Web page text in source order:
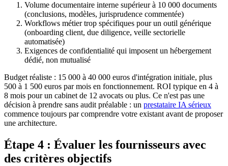
Volume documentaire interne supérieur à 10 000 documents
(conclusions, modèles, jurisprudence commentée)
Workflows métier trop spécifiques pour un outil générique
(onboarding client, due diligence, veille sectorielle
automatisée)
Exigences de confidentialité qui imposent un hébergement
dédié, non mutualisé
Budget réaliste : 15 000 à 40 000 euros d'intégration initiale, plus
500 à 1 500 euros par mois en fonctionnement. ROI typique en 4 à
8 mois pour un cabinet de 12 avocats ou plus. Ce n'est pas une
décision à prendre sans audit préalable : un prestataire IA sérieux
commence toujours par comprendre votre existant avant de proposer
une architecture.
Étape 4 : Évaluer les fournisseurs avec
des critères objectifs